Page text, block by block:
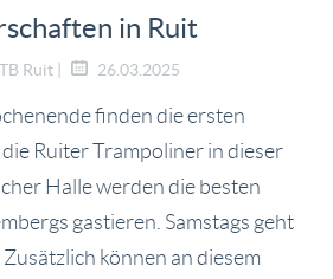
in Ruit
Ruit | 26.03.2025
finden die ersten
Ruiter Trampoliner in dieser
Halle werden die besten
gastieren. Samstags geht
können an diesem